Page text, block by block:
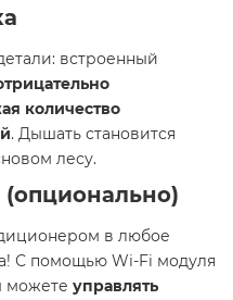
встроенный
количество
. Дышать становится
лесу.
в любое
С помощью Wi-Fi модуля
можете управлять